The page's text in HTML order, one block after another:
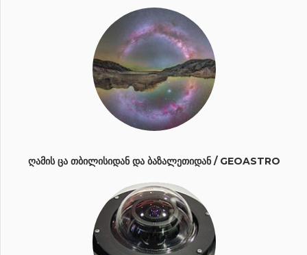
ᲦᲐᲛᲘᲡ ᲪᲐ ᲗᲑᲘᲚᲘᲡᲘᲓᲐᲜ ᲓᲐ ᲑᲐᲖᲐᲚᲔᲗᲘᲓᲐᲜ / GEOASTRO